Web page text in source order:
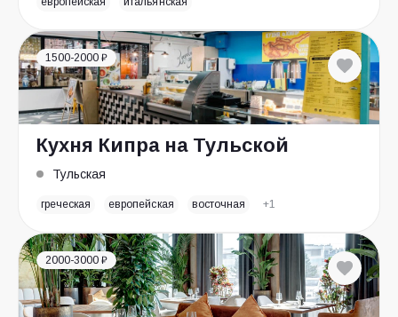
1500-2000 ₽
Кухня Кипра на Тульской
Тульская
греческая европейская восточная +1
2000-3000 ₽